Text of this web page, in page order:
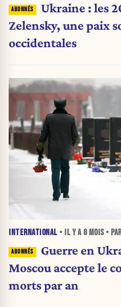
Ukraine : les
Zelensky, une paix
occidentales
INTERNATIONAL • IL Y A 8 MOIS•
Guerre en
Moscou accepte le
morts par an